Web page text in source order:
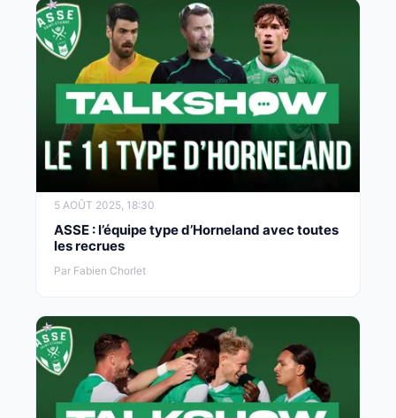
5 AOÛT 2025, 18:30
ASSE : l’équipe type d’Horneland avec toutes
les recrues
Par Fabien Chorlet